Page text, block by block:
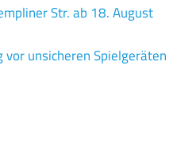
Str. ab 18. August
vor unsicheren Spielgeräten